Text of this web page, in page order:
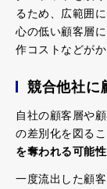
るため、広範囲
心の低い顧客層
作コストなどが
競合他社に
自社の顧客層や
の差別化を図る
を奪われる可能性
一度流出した顧